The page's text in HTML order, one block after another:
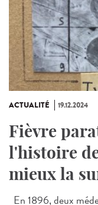
ACTUALITÉ 19.12.2024
Fièvre
l'histoire
mieux la
En 1896, deux